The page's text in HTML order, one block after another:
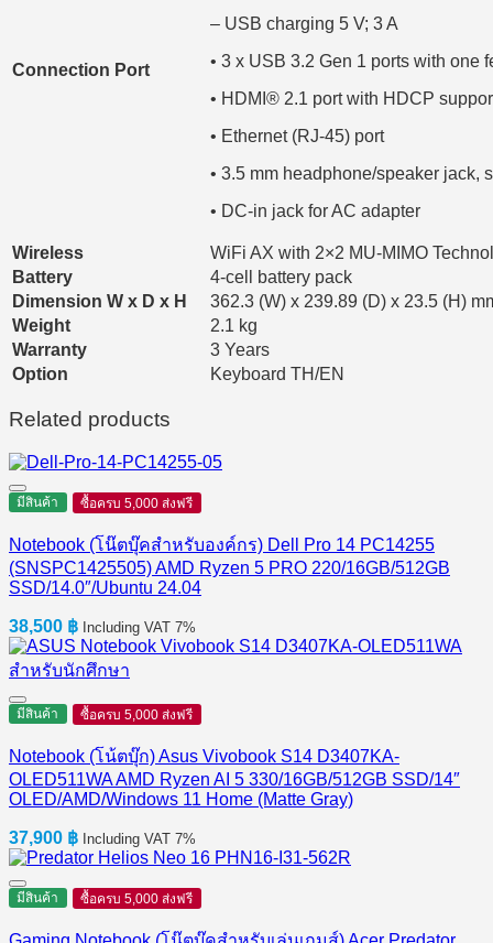
Connection Port
– USB charging 5 V; 3 A
• 3 x USB 3.2 Gen 1 ports with one
• HDMI® 2.1 port with HDCP
• Ethernet (RJ-45) port
• 3.5 mm headphone/speaker jack,
• DC-in jack for AC adapter
Wireless
WiFi AX with 2×2 MU-MIMO
Battery
4-cell battery pack
Dimension W x D x H
362.3 (W) x 239.89 (D) x 23.5 (H)
Weight
2.1 kg
Warranty
3 Years
Option
Keyboard TH/EN
Related products
มีสินค้า ซื้อครบ 5,000 ส่งฟรี
Notebook (โน๊ตบุ๊คสำหรับองค์กร) Dell Pro 14 PC14255
(SNSPC1425505) AMD Ryzen 5 PRO 220/16GB/512GB
SSD/14.0″/Ubuntu 24.04
38,500 ฿ Including VAT 7%
มีสินค้า ซื้อครบ 5,000 ส่งฟรี
Notebook (โน้ตบุ๊ก) Asus Vivobook S14 D3407KA-
OLED511WA AMD Ryzen AI 5 330/16GB/512GB SSD/14″
OLED/AMD/Windows 11 Home (Matte Gray)
37,900 ฿ Including VAT 7%
มีสินค้า ซื้อครบ 5,000 ส่งฟรี